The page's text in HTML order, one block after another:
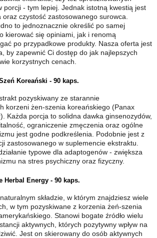
porcji - tym lepiej. Jednak istotną kwestią jest
czystość zastosowanego surowca.
to jednoznacznie określić po samej
kierować się opiniami, jak i renomą
po przypadkowe produkty. Nasza oferta jest
by zapewnić Ci dostęp do jak najlepszych
korzystnych cenach.
Koreański - 90 kaps.
pozyskiwany ze starannie
korzeni żen-szenia koreańskiego (Panax
Każda porcja to solidna dawka ginsenozydów,
ograniczenie zmęczenia oraz ogólne
jest godne podkreślenia. Podobnie jest z
zastosowanego w suplemencie ekstraktu.
typowe dla adaptogenów - zwiększa
na stres psychiczny oraz fizyczny.
Herbal Energy - 90 kaps.
składzie, w którym znajdziesz wiele
w tym pozyskiwane z korzenia żeń-szenia
Stanowi bogate źródło wielu
aktywnych, których pozytywny wpływ na
Jest on skierowany do osób aktywnych